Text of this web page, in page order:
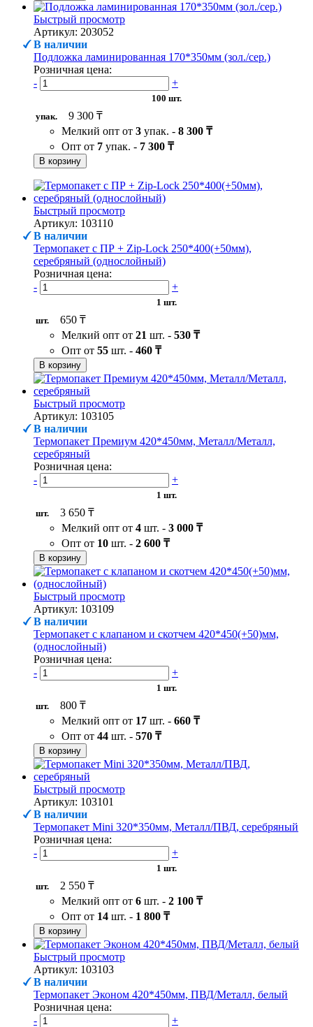
Быстрый просмотр
Артикул: 203052
В наличии
Подложка ламинированная 170*350мм (зол./сер.)
Розничная цена:
-
+
100 шт.
упак.
9 300 ₸
Мелкий опт от 3 упак. - 8 300 ₸
Опт от 7 упак. - 7 300 ₸
В корзину
Быстрый просмотр
Артикул: 103110
В наличии
Термопакет с ПР + Zip-Lock 250*400(+50мм),
серебряный (однослойный)
Розничная цена:
-
+
1 шт.
шт.
650 ₸
Мелкий опт от 21 шт. - 530 ₸
Опт от 55 шт. - 460 ₸
В корзину
Быстрый просмотр
Артикул: 103105
В наличии
Термопакет Премиум 420*450мм, Металл/Металл,
серебряный
Розничная цена:
-
+
1 шт.
шт.
3 650 ₸
Мелкий опт от 4 шт. - 3 000 ₸
Опт от 10 шт. - 2 600 ₸
В корзину
Быстрый просмотр
Артикул: 103109
В наличии
Термопакет с клапаном и скотчем 420*450(+50)мм,
(однослойный)
Розничная цена:
-
+
1 шт.
шт.
800 ₸
Мелкий опт от 17 шт. - 660 ₸
Опт от 44 шт. - 570 ₸
В корзину
Быстрый просмотр
Артикул: 103101
В наличии
Термопакет Mini 320*350мм, Металл/ПВД, серебряный
Розничная цена:
-
+
1 шт.
шт.
2 550 ₸
Мелкий опт от 6 шт. - 2 100 ₸
Опт от 14 шт. - 1 800 ₸
В корзину
Быстрый просмотр
Артикул: 103103
В наличии
Термопакет Эконом 420*450мм, ПВД/Металл, белый
Розничная цена:
-
+